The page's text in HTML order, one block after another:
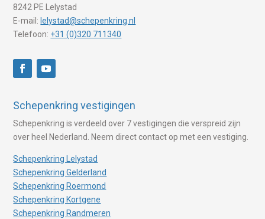
8242 PE Lelystad
E-mail: lelystad@schepenkring.nl
Telefoon: +31 (0)320 711340
Schepenkring vestigingen
Schepenkring is verdeeld over 7 vestigingen die verspreid zijn
over heel Nederland. Neem direct contact op met een vestiging.
Schepenkring Lelystad
Schepenkring Gelderland
Schepenkring Roermond
Schepenkring Kortgene
Schepenkring Randmeren